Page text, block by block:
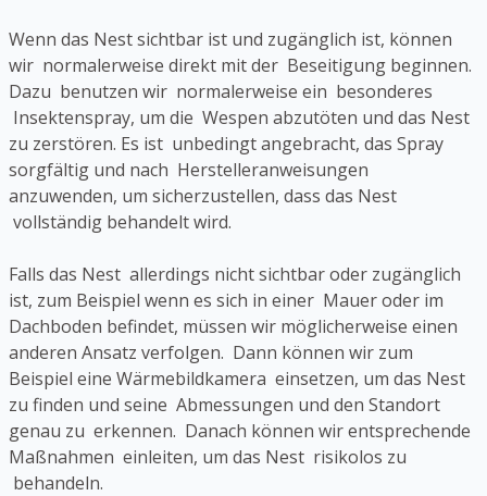
Wenn das Nest sichtbar ist und zugänglich ist, können
wir normalerweise direkt mit der Beseitigung beginnen.
Dazu benutzen wir normalerweise ein besonderes
Insektenspray, um die Wespen abzutöten und das Nest
zu zerstören. Es ist unbedingt angebracht, das Spray
sorgfältig und nach Herstelleranweisungen
anzuwenden, um sicherzustellen, dass das Nest
vollständig behandelt wird.
Falls das Nest allerdings nicht sichtbar oder zugänglich
ist, zum Beispiel wenn es sich in einer Mauer oder im
Dachboden befindet, müssen wir möglicherweise einen
anderen Ansatz verfolgen. Dann können wir zum
Beispiel eine Wärmebildkamera einsetzen, um das Nest
zu finden und seine Abmessungen und den Standort
genau zu erkennen. Danach können wir entsprechende
Maßnahmen einleiten, um das Nest risikolos zu
behandeln.